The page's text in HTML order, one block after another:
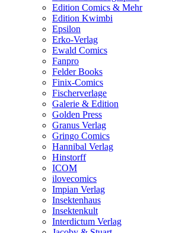
Edition Comics & Mehr
Edition Kwimbi
Epsilon
Erko-Verlag
Ewald Comics
Fanpro
Felder Books
Finix-Comics
Fischerverlage
Galerie & Edition
Golden Press
Granus Verlag
Gringo Comics
Hannibal Verlag
Hinstorff
ICOM
ilovecomics
Impian Verlag
Insektenhaus
Insektenkult
Interdictum Verlag